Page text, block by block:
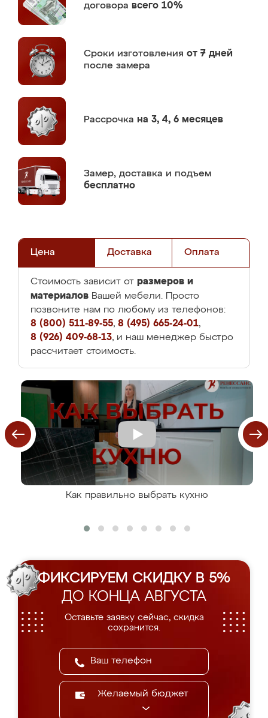
договора всего 10%
Сроки изготовления от 7 дней
после замера
Рассрочка на 3, 4, 6 месяцев
Замер, доставка и подъем
бесплатно
Цена Доставка Оплата
Стоимость зависит от размеров и
материалов Вашей мебели. Просто
позвоните нам по любому из телефонов:
8 (800) 511-89-55, 8 (495) 665-24-01,
8 (926) 409-68-13, и наш менеджер быстро
рассчитает стоимость.
Как правильно выбрать кухню
ФИКСИРУЕМ СКИДКУ В 5%
ДО КОНЦА АВГУСТА
Оставьте заявку сейчас, скидка
сохранится.
Желаемый бюджет